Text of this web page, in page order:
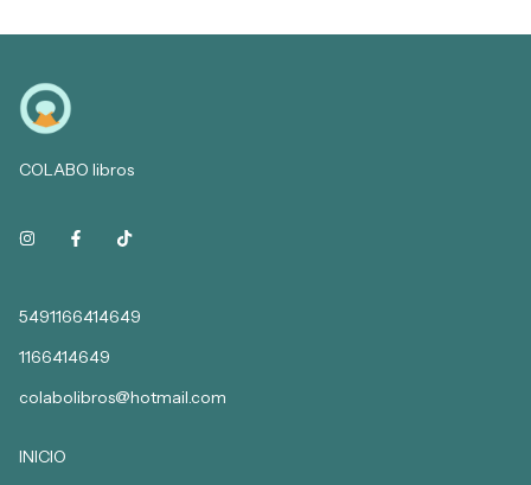
COLABO libros
5491166414649
1166414649
colabolibros@hotmail.com
INICIO